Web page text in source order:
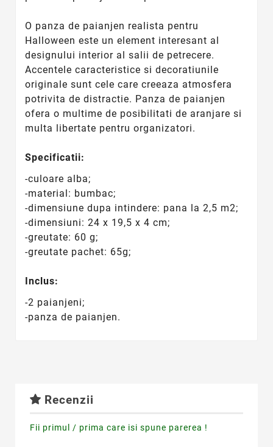
O panza de paianjen realista pentru
Halloween este un element interesant al
designului interior al salii de petrecere.
Accentele caracteristice si decoratiunile
originale sunt cele care creeaza atmosfera
potrivita de distractie. Panza de paianjen
ofera o multime de posibilitati de aranjare si
multa libertate pentru organizatori.
Specificatii:
-culoare alba;
-material: bumbac;
-dimensiune dupa intindere: pana la 2,5 m2;
-dimensiuni: 24 x 19,5 x 4 cm;
-greutate: 60 g;
-greutate pachet: 65g;
Inclus:
-2 paianjeni;
-panza de paianjen.
Recenzii
Fii primul / prima care isi spune parerea !